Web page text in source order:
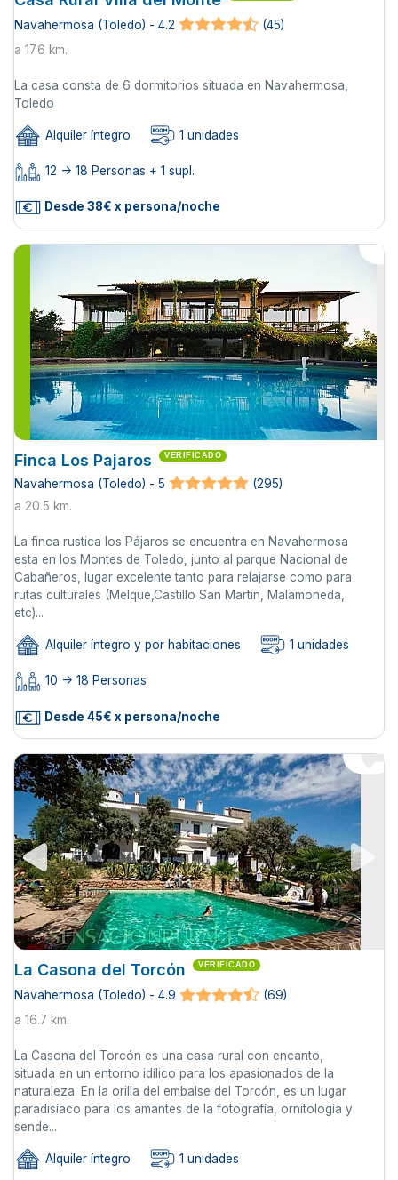
Navahermosa (Toledo) - 4.2
(45)
a 17.6 km.
La casa consta de 6 dormitorios situada en Navahermosa,
Toledo
Alquiler íntegro 1 unidades
12 -> 18 Personas + 1 supl.
Desde 38€ x persona/noche
Finca Los Pajaros VERIFICADO
Navahermosa (Toledo) - 5
(295)
a 20.5 km.
La finca rustica los Pájaros se encuentra en Navahermosa
esta en los Montes de Toledo, junto al parque Nacional de
Cabañeros, lugar excelente tanto para relajarse como para
rutas culturales (Melque,Castillo San Martin, Malamoneda,
etc)...
Alquiler íntegro y por habitaciones 1 unidades
10 -> 18 Personas
Desde 45€ x persona/noche
La Casona del Torcón VERIFICADO
Navahermosa (Toledo) - 4.9
(69)
a 16.7 km.
La Casona del Torcón es una casa rural con encanto,
situada en un entorno idílico para los apasionados de la
naturaleza. En la orilla del embalse del Torcón, es un lugar
paradisíaco para los amantes de la fotografía, ornitología y
sende...
Alquiler íntegro 1 unidades